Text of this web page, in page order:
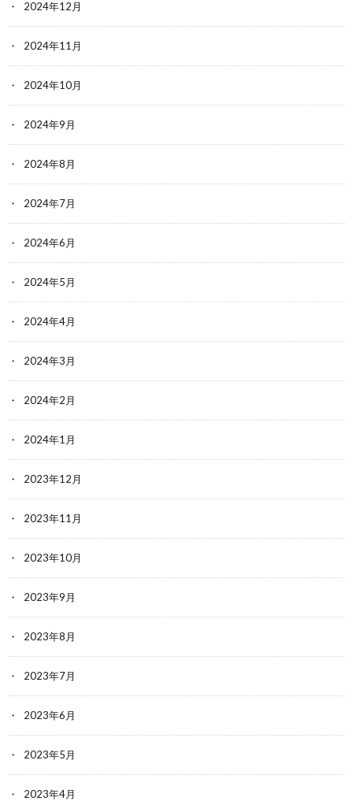
2024年12月
2024年11月
2024年10月
2024年9月
2024年8月
2024年7月
2024年6月
2024年5月
2024年4月
2024年3月
2024年2月
2024年1月
2023年12月
2023年11月
2023年10月
2023年9月
2023年8月
2023年7月
2023年6月
2023年5月
2023年4月